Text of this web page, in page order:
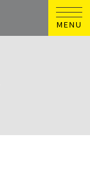
MENU